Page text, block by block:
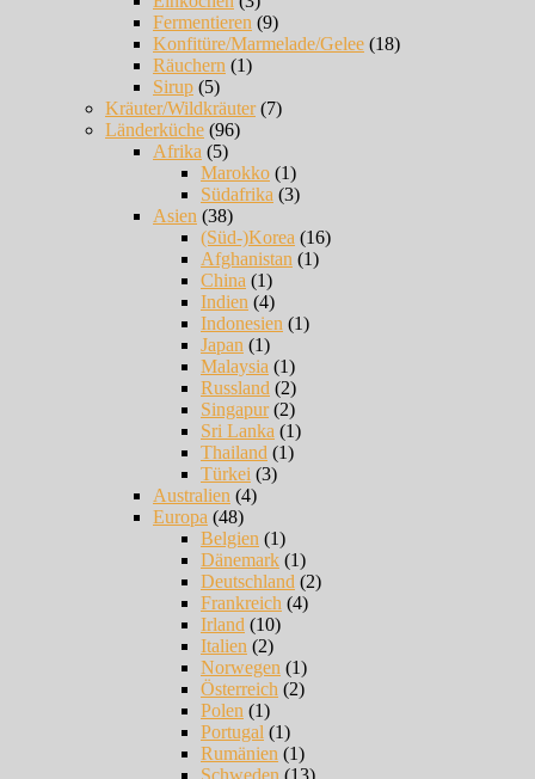
Fermentieren (9)
Konfitüre/Marmelade/Gelee (18)
Räuchern (1)
Sirup (5)
Kräuter/Wildkräuter(7)
Länderküche (96)
Afrika (5)
Marokko (1)
Südafrika (3)
Asien (38)
(Süd-)Korea (16)
Afghanistan (1)
China (1)
Indien (4)
Indonesien (1)
Japan (1)
Malaysia (1)
Russland (2)
Singapur(2)
Sri Lanka (1)
Thailand (1)
Türkei (3)
Australien (4)
Europa (48)
Belgien (1)
Dänemark (1)
Deutschland (2)
Frankreich (4)
Irland (10)
Italien (2)
Norwegen (1)
Österreich (2)
Polen (1)
Portugal (1)
Rumänien (1)